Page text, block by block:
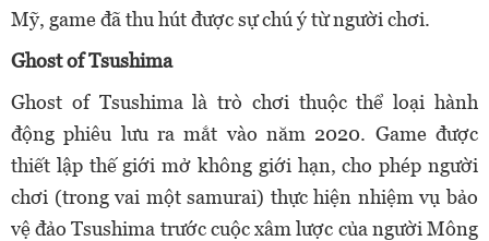
Mỹ, game đã thu hút được sự chú ý từ người chơi.
Ghost of Tsushima
Ghost of Tsushima là trò chơi thuộc thể loại hành
động phiêu lưu ra mắt vào năm 2020. Game được
thiết lập thế giới mở không giới hạn, cho phép người
chơi (trong vai một samurai) thực hiện nhiệm vụ bảo
vệ đảo Tsushima trước cuộc xâm lược của người Mông